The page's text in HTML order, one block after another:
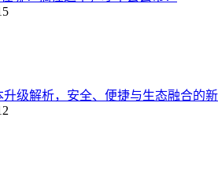
升级解析，安全、便捷与生态融合的